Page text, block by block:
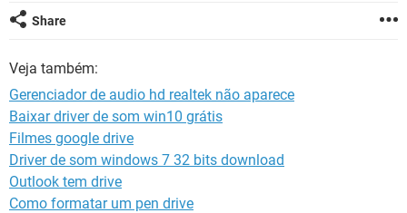
Share
Veja também:
Gerenciador de audio hd realtek não aparece
Baixar driver de som win10 grátis
Filmes google drive
Driver de som windows 7 32 bits download
Outlook tem drive
Como formatar um pen drive